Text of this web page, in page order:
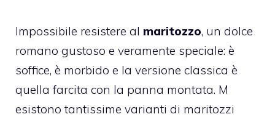
Impossibile resistere al maritozzo, un dolce
romano gustoso e veramente speciale: è
soffice, è morbido e la versione classica è
quella farcita con la panna montata. M
esistono tantissime varianti di maritozzi